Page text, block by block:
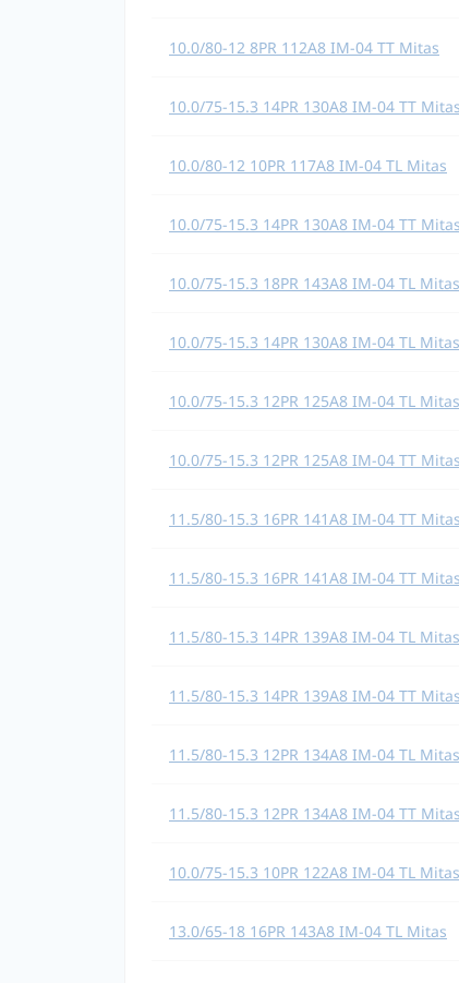
10.0/80-12 8PR 112A8 IM-04 TT Mitas
10.0/75-15.3 14PR 130A8 IM-04 TT Mitas
10.0/80-12 10PR 117A8 IM-04 TL Mitas
10.0/75-15.3 14PR 130A8 IM-04 TT Mitas
10.0/75-15.3 18PR 143A8 IM-04 TL Mitas
10.0/75-15.3 14PR 130A8 IM-04 TL Mitas
10.0/75-15.3 12PR 125A8 IM-04 TL Mitas
10.0/75-15.3 12PR 125A8 IM-04 TT Mitas
11.5/80-15.3 16PR 141A8 IM-04 TT Mitas
11.5/80-15.3 16PR 141A8 IM-04 TT Mitas
11.5/80-15.3 14PR 139A8 IM-04 TL Mitas
11.5/80-15.3 14PR 139A8 IM-04 TT Mitas
11.5/80-15.3 12PR 134A8 IM-04 TL Mitas
11.5/80-15.3 12PR 134A8 IM-04 TT Mitas
10.0/75-15.3 10PR 122A8 IM-04 TL Mitas
13.0/65-18 16PR 143A8 IM-04 TL Mitas